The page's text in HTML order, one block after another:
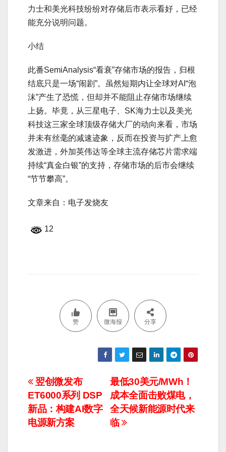
力士和美光科技纷纷对存储后市表示看好，已经
能充分说明问题。
小结
此番SemiAnalysis“看衰”存储市场的报告，归根
结底只是一场“闹剧”。虽然短期内让全球对AI“泡
沫”产生了恐慌，但却并不能阻止存储市场继续
上扬。毕竟，从三星电子、SK海力士以及美光
科技这三家全球顶级存储大厂的动向来看，市场
并未有丝毫的减速迹象，反而在投资与扩产上愈
发激进，外加英伟达等全球主流存储芯片需求端
持续“真金白银”的支持，存储市场的后市会继续
“节节攀高”。
文章来自：电子发烧友
12
赞 微海报 分享
文
章
导
最低30美元/MWh！
成本全面击败煤电，
全天候新能源时代来
临
翌创微发布
ET6000系列 DSP
新品：构建AI数字
电源新方案